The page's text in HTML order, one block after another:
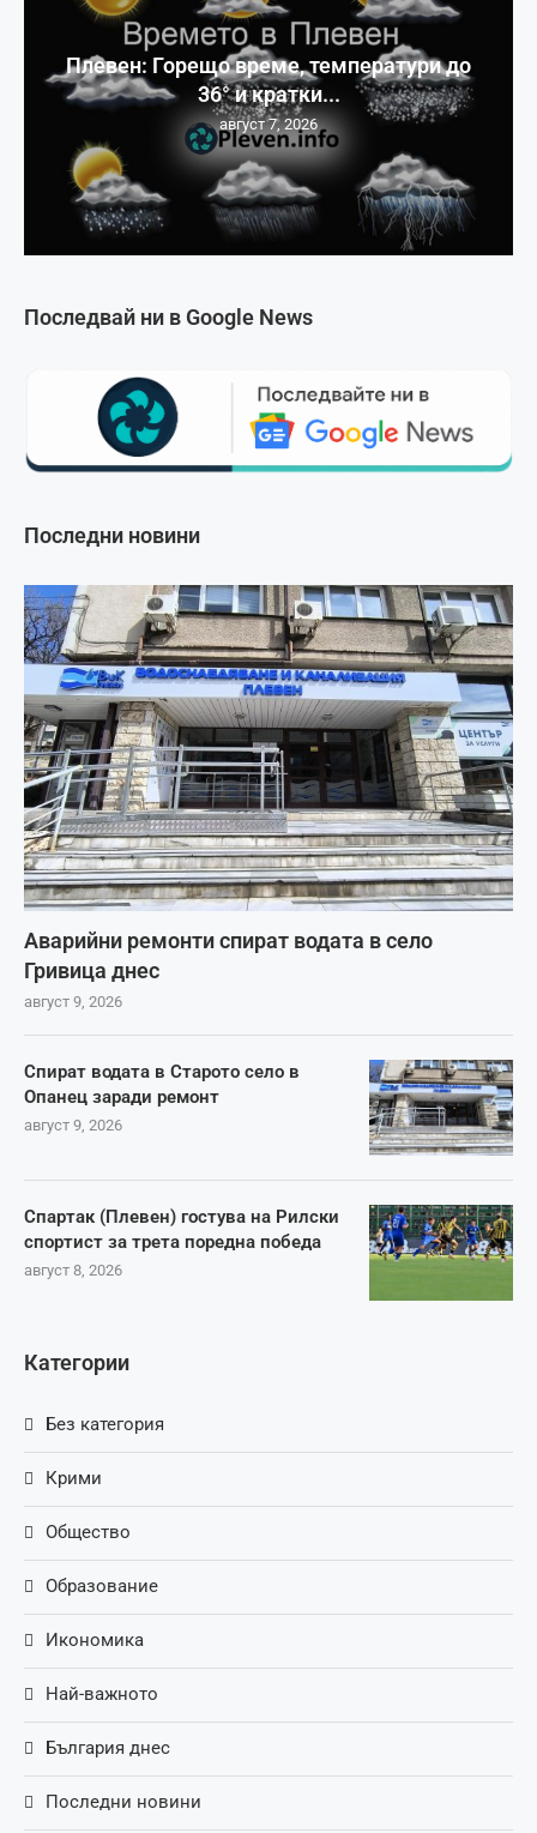
Последвай ни в Google News
Последни новини
Аварийни ремонти спират водата в село
Гривица днес
август 9, 2026
Спират водата в Старото село в
Опанец заради ремонт
август 9, 2026
Спартак (Плевен) гостува на Рилски
спортист за трета поредна победа
август 8, 2026
Категории
Без категория
Крими
Общество
Образование
Икономика
Най-важното
България днес
Последни новини
Плевен: Горещо време, температури до
36° и кратки...
август 7, 2026